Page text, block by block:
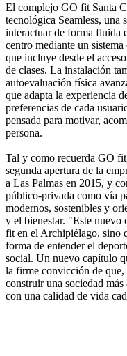
El complejo GO fit Santa
tecnológica Seamless, una
interactuar de forma fluida
centro mediante un
que incluye desde el
de clases. La instalación
autoevaluación física
que adapta la experiencia
preferencias de cada
pensada para motivar,
persona.
Tal y como recuerda GO
segunda apertura de la
a Las Palmas en 2015, y
público-privada como vía
modernos, sostenibles y
y el bienestar. "Este nuevo
fit en el Archipiélago, sino
forma de entender el
social. Un nuevo capítulo
la firme convicción de que,
construir una sociedad
con una calidad de vida